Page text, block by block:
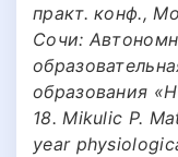
практ. конф.,
Сочи:
образования
18. Mikulic P.
year